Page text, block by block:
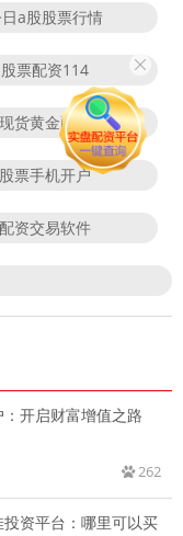
a股股票行情
股票配资114
现货黄金配资
股票手机开户
配资交易软件
开启财富增值之路
262
资平台：哪里可以买